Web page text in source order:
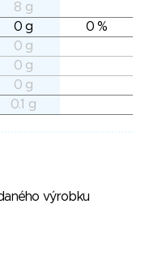
8 g
0 g
0 %
0 g
0 g
0 g
0.1 g
výrobku